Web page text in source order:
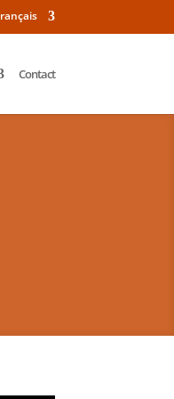
Contact